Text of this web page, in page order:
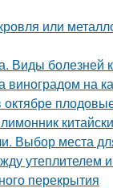
или
Виды болезней
виноградом на
Выбор места
утеплителем
перекрытия